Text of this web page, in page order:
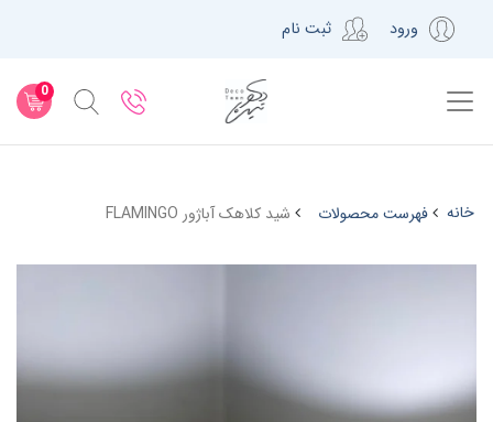
ورود ثبت نام
0
خانه فهرست محصولات شید کلاهک آباژور FLAMINGO